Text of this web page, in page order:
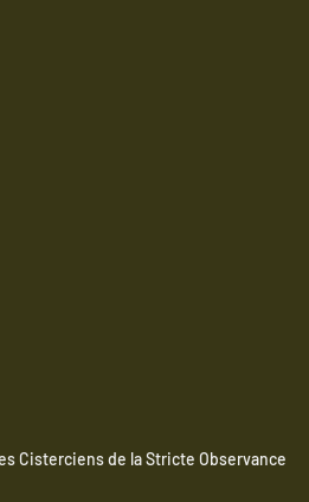
Cisterciens de la Stricte Observance